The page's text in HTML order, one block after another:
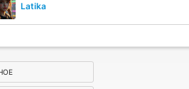
Latika